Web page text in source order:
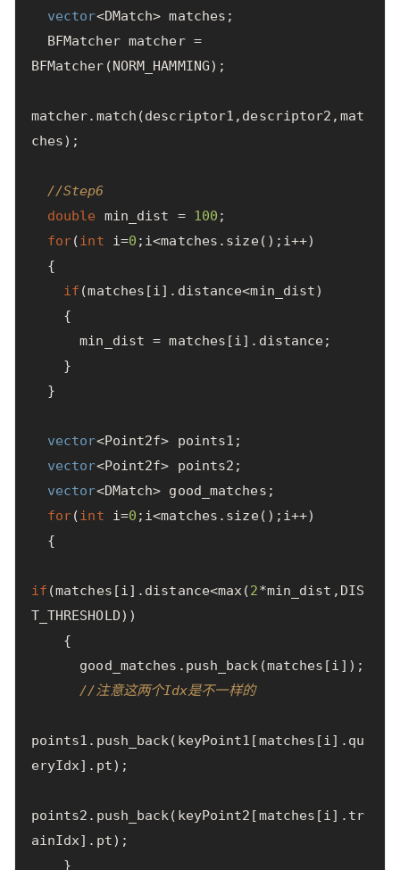
vector<DMatch> matches ;
BFMatcher matcher =
BFMatcher (NORM_HAMMING);
matcher. match (descriptor1 , descriptor2 , mat
ches);
//Step6
double
min_dist = 100 ;
for(int i=0 ; i<matches . size(); i++)
{
if (matches [i]. distance<min_dist)
{
min_dist = matches [i]. distance;
}
}
vector<Point2f> points1 ;
vector<Point2f> points2 ;
vector<DMatch> good_matches ;
for(int i=0 ; i<matches . size(); i++)
{
if (matches [i]. distance<max(2*min_dist , DIS
T_THRESHOLD))
{
good_matches . push_back (matches [i ]);
//注意这两个Idx是不一样的
points1 . push_back( keyPoint1 [matches [i]. qu
eryIdx]. pt);
points2 . push_back( keyPoint2 [matches [i]. tr
ainIdx]. pt);
}